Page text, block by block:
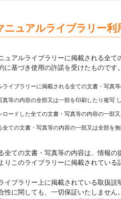
ニュアルライブラリー利
ュアルライブラリーに掲載される全
に基づき使用の許諾を受けたもので
ライブラリーに掲載される全ての文書・写真
真等の内容の全部又は一部を印刷したり複写
ロードした全ての文書・写真等の内容の一
全ての文書・写真等の内容の一部又は全部を
全ての文書・写真等の内容は、情報
りこのライブラリーに掲載されてい
イブラリー上に掲載されている取扱
性に関しても、一切保証いたしませ